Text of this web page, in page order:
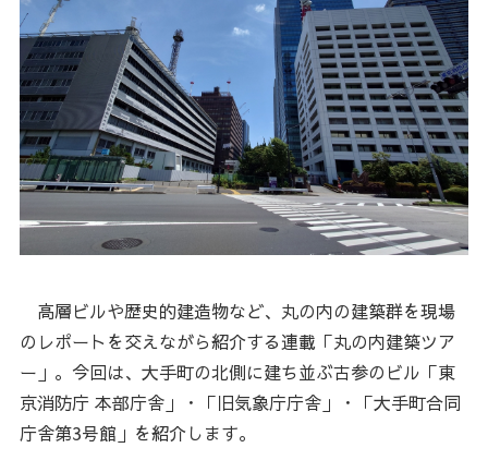
高層ビルや歴史的建造物など、丸の内の建築群を現場
のレポートを交えながら紹介する連載「丸の内建築ツア
ー」。今回は、大手町の北側に建ち並ぶ古参のビル「東
京消防庁 本部庁舎」・「旧気象庁庁舎」・「大手町合同
庁舎第3号館」を紹介します。